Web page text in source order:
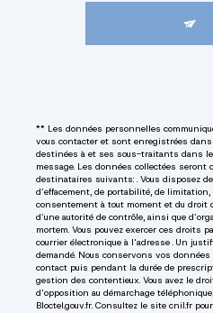
** Les données personnelles
vous contacter et sont enregistrées
destinées à et ses sous-traitants dans
message. Les données collectées seront
destinataires suivants: . Vous disposez
d’effacement, de portabilité, de
consentement à tout moment et du droit
d’une autorité de contrôle, ainsi que
mortem. Vous pouvez exercer ces droits
courrier électronique à l'adresse . Un
demandé. Nous conservons vos
contact puis pendant la durée de
gestion des contentieux. Vous avez le
d'opposition au démarchage
Bloctel.gouv.fr. Consultez le site cnil.fr